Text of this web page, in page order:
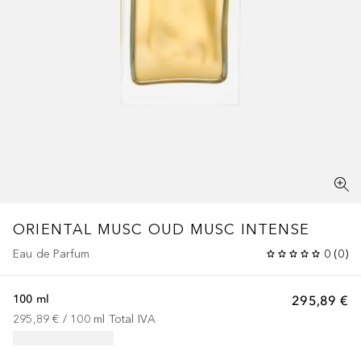
ORIENTAL MUSC OUD MUSC INTENSE
Eau de Parfum 0 (0)
295,89 €
100 ml
295,89 € / 100 ml Total IVA